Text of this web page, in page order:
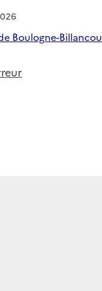
Boulogne-